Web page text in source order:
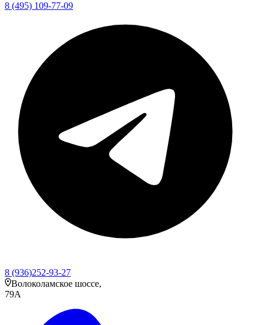
8 (495) 109-77-09
8 (936)252-93-27
Волоколамское шоссе,
79А